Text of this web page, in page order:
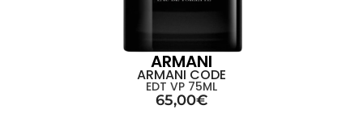
ARMANI
ARMANI CODE
EDT VP 75ML
65,00€